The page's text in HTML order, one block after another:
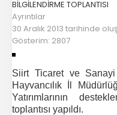
BİLGİLENDİRME TOPLANTISI
Ayrıntılar
30 Aralık 2013 tarihinde
Gösterim: 2807
Siirt Ticaret ve
Hayvancılık İl
Yatırımlarının
toplantısı yapıldı.